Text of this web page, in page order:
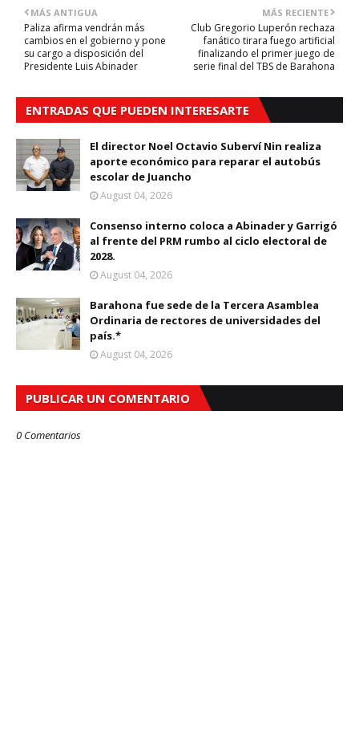
MÁS RECIENTE
Club Gregorio Luperón rechaza
fanático tirara fuego artificial
finalizando el primer juego de
serie final del TBS de Barahona
MÁS ANTIGUA
Paliza afirma vendrán más
cambios en el gobierno y pone
su cargo a disposición del
Presidente Luis Abinader
ENTRADAS QUE PUEDEN INTERESARTE
El director Noel Octavio Suberví Nin realiza
aporte económico para reparar el autobús
escolar de Juancho
August 04, 2026
Consenso interno coloca a Abinader y Garrigó
al frente del PRM rumbo al ciclo electoral de
2028.
August 04, 2026
Barahona fue sede de la Tercera Asamblea
Ordinaria de rectores de universidades del
país.*
August 04, 2026
PUBLICAR UN COMENTARIO
0 Comentarios